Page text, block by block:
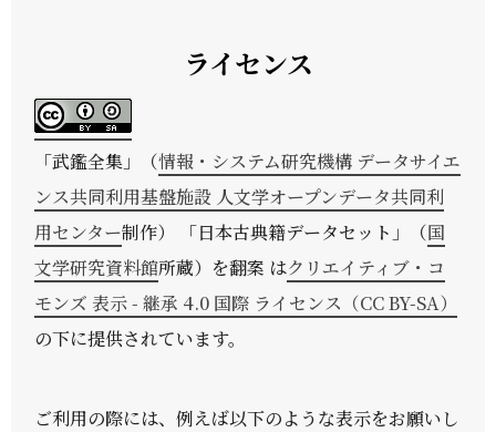
ライセンス
「武鑑全集 」（情報・システム研究機構 データサイエ
ンス共同利用基盤施設 人文学オープンデータ共同利
用センター制作） 「日本古典籍データセット」（国
文学研究資料館所蔵）を翻案 はクリエイティブ・コ
モンズ 表示 - 継承 4.0 国際 ライセンス（CC BY-SA）
の下に提供されています。
ご利用の際には、例えば以下のような表示をお願いし